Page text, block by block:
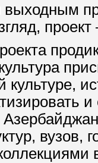
выходным
вузов,